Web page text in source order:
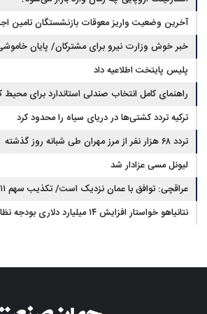
آخرین وضعیت واریز معوقات بازنشستگان تامین
چقدر است؟
خبر خوش وزارت نیرو برای مشترکان/ پایان
پلیس پایتخت اطلاعیه داد
راهنمای کامل انتخاب صندلی استاندارد برای محیط
ترکیه تردد کشتی‌ها در دریای سیاه را محدود کرد
تردد ۶۸ هزار نفر از مرز مهران طی شبانه روز گذشته
لیونل مسی عزادار شد
عراقچی: توافق با عمان نزدیک است/ تکذیب سهم ۱۱ درصدی ایران از خزر
نتانیاهو خواستار افزایش ۱۴ میلیارد دلاری بودجه نظامی اسرائیل شد